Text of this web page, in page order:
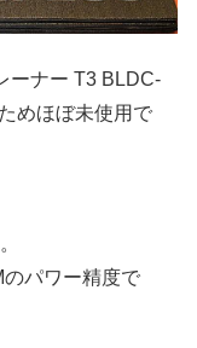
ーナー T3 BLDC-
めほぼ未使用で
パワー精度で